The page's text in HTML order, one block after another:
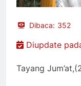
Dibaca: 352
Diupdate
Tayang